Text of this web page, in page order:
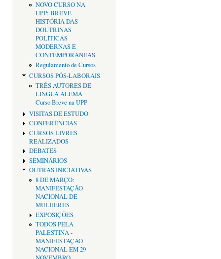
NOVO CURSO NA
UPP: BREVE
HISTÓRIA DAS
DOUTRINAS
POLÍTICAS
MODERNAS E
CONTEMPORÂNEAS
Regulamento de Cursos
CURSOS PÓS-LABORAIS
TRÊS AUTORES DE
LÍNGUA ALEMÃ -
Curso Breve na UPP
VISITAS DE ESTUDO
CONFERÊNCIAS
CURSOS LIVRES
REALIZADOS
DEBATES
SEMINÁRIOS
OUTRAS INICIATIVAS
8 DE MARÇO:
MANIFESTAÇÃO
NACIONAL DE
MULHERES
EXPOSIÇÕES
TODOS PELA
PALESTINA -
MANIFESTAÇÃO
NACIONAL EM 29